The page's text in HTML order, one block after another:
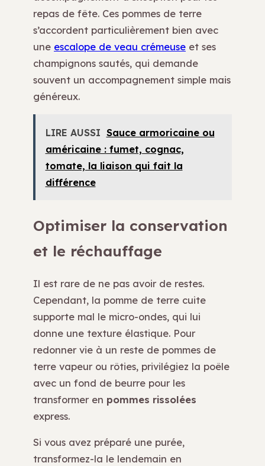
repas de fête. Ces pommes de terre
s’accordent particulièrement bien avec
une escalope de veau crémeuse et ses
champignons sautés, qui demande
souvent un accompagnement simple mais
généreux.
LIRE AUSSI Sauce armoricaine ou
américaine : fumet, cognac,
tomate, la liaison qui fait la
différence
Optimiser la conservation
et le réchauffage
Il est rare de ne pas avoir de restes.
Cependant, la pomme de terre cuite
supporte mal le micro-ondes, qui lui
donne une texture élastique. Pour
redonner vie à un reste de pommes de
terre vapeur ou rôties, privilégiez la poêle
avec un fond de beurre pour les
transformer en pommes rissolées
express.
Si vous avez préparé une purée,
transformez-la le lendemain en